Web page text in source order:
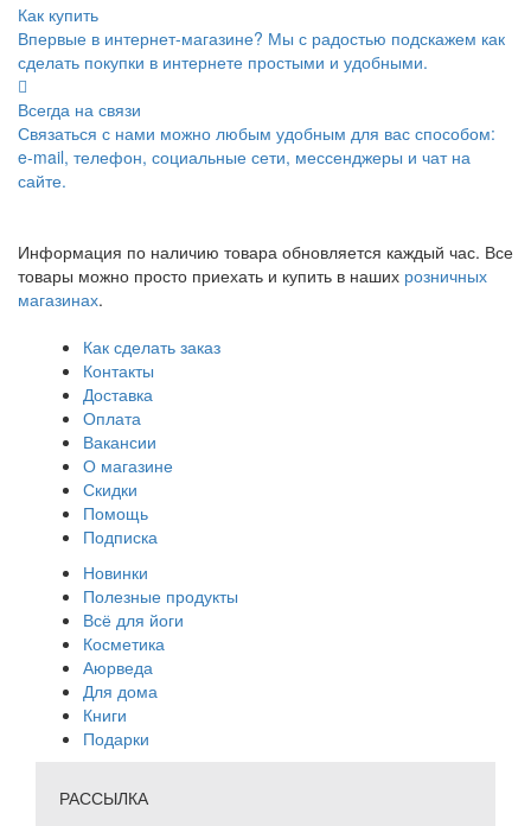
Как купить
Впервые в интернет-магазине? Мы с радостью подскажем как
сделать покупки в интернете простыми и удобными.
Всегда на связи
Связаться с нами можно любым удобным для вас способом:
e-mail, телефон, социальные сети, мессенджеры и чат на
сайте.
Информация по наличию товара обновляется каждый час. Все
товары можно просто приехать и купить в наших розничных
магазинах.
Как сделать заказ
Контакты
Доставка
Оплата
Вакансии
О магазине
Скидки
Помощь
Подписка
Новинки
Полезные продукты
Всё для йоги
Косметика
Аюрведа
Для дома
Книги
Подарки
РАССЫЛКА